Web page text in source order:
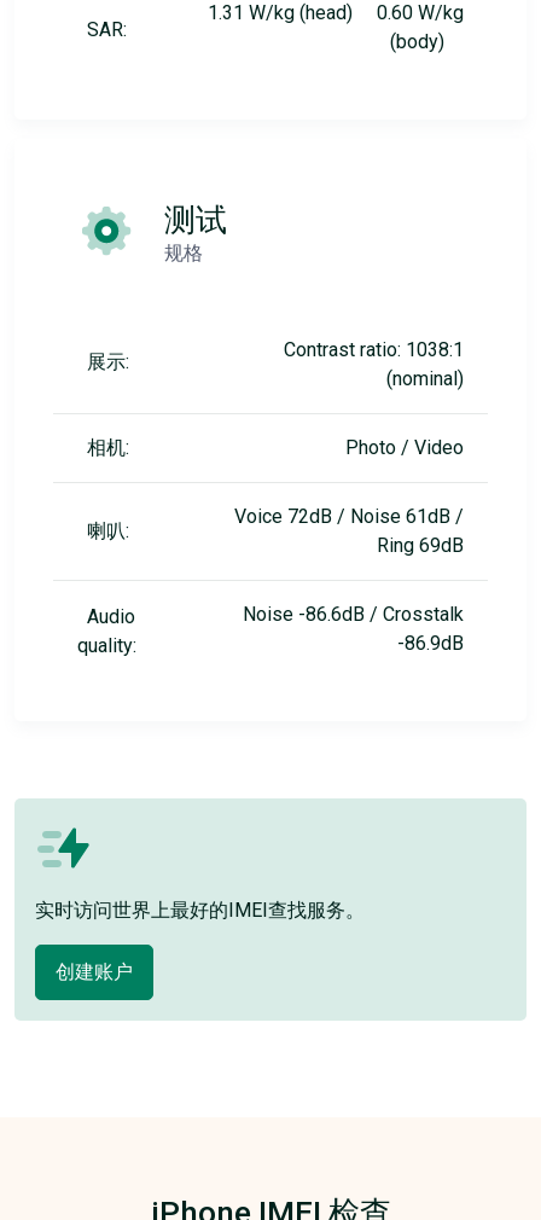
SAR:
1.31 W/kg (head) 0.60 W/kg
(body)
测试
规格
展示:
Contrast ratio: 1038:1
(nominal)
相机: Photo / Video
喇叭:
Voice 72dB / Noise 61dB /
Ring 69dB
Audio
quality:
Noise -86.6dB / Crosstalk
-86.9dB
实时访问世界上最好的IMEI查找服务。
创建账户
iPhone IMEI 检查